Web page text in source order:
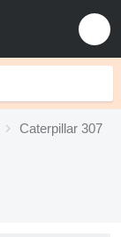
Caterpillar 307